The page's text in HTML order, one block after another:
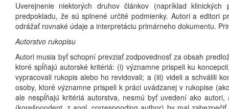
Uverejnenie niektorých druhov článkov (napríklad
predpokladu, že sú splnené určité podmienky. Autori a editori
odrážať rovnaké údaje a interpretáciu primárneho dokumentu.
Autorstvo rukopisu
Autori musia byť schopní prevziať zodpovednosť za obsah
ktoré spĺňajú autorské kritériá: (i) významne prispeli ku
vypracovali rukopis alebo ho revidovali; a (iii) videli a schválili
osoby, ktoré významne prispeli k práci uvádzanej v rukopise
ale nespĺňajú kritériá autorstva, nesmú byť uvedení ako